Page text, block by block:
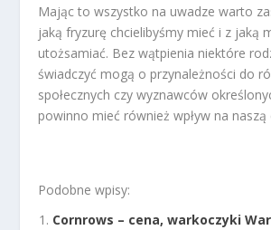
Mając to wszystko na uwadze warto
jaką fryzurę chcielibyśmy mieć i z jaką
utożsamiać. Bez wątpienia niektóre
świadczyć mogą o przynależności do
społecznych czy wyznawców
powinno mieć również wpływ na naszą
Podobne wpisy:
Cornrows – cena, warkoczyki